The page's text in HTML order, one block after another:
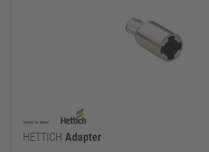
HETTICH Adapter